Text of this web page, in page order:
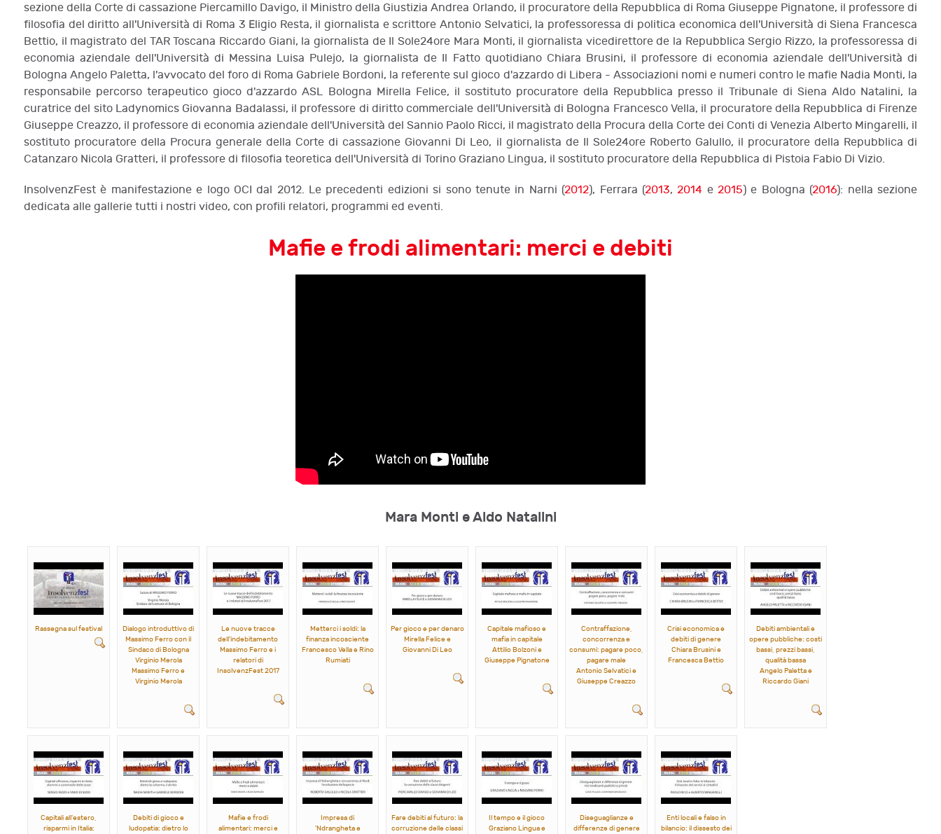
sezione della Corte di cassazione Piercamillo Davigo, il Ministro della Giustizia Andrea Orlando, il procuratore della Repubblica di Roma Giuseppe Pignatone, il professore di
filosofia del diritto all'Università di Roma 3 Eligio Resta, il giornalista e scrittore Antonio Selvatici, la professoressa di politica economica dell'Università di Siena Francesca
Bettio, il magistrato del TAR Toscana Riccardo Giani, la giornalista de Il Sole24ore Mara Monti, il giornalista vicedirettore de la Repubblica Sergio Rizzo, la professoressa di
economia aziendale dell'Università di Messina Luisa Pulejo, la giornalista de Il Fatto quotidiano Chiara Brusini, il professore di economia aziendale dell'Università di
Bologna Angelo Paletta, l'avvocato del foro di Roma Gabriele Bordoni, la referente sul gioco d'azzardo di Libera - Associazioni nomi e numeri contro le mafie Nadia Monti, la
responsabile percorso terapeutico gioco d'azzardo ASL Bologna Mirella Felice, il sostituto procuratore della Repubblica presso il Tribunale di Siena Aldo Natalini, la
curatrice del sito Ladynomics Giovanna Badalassi, il professore di diritto commerciale dell'Università di Bologna Francesco Vella, il procuratore della Repubblica di Firenze
Giuseppe Creazzo, il professore di economia aziendale dell'Università del Sannio Paolo Ricci, il magistrato della Procura della Corte dei Conti di Venezia Alberto Mingarelli, il
sostituto procuratore della Procura generale della Corte di cassazione Giovanni Di Leo, il giornalista de Il Sole24ore Roberto Galullo, il procuratore della Repubblica di
Catanzaro Nicola Gratteri, il professore di filosofia teoretica dell'Università di Torino Graziano Lingua, il sostituto procuratore della Repubblica di Pistoia Fabio Di Vizio.
InsolvenzFest è manifestazione e logo OCI dal 2012. Le precedenti edizioni si sono tenute in Narni (2012), Ferrara (2013,2014 e2015) e Bologna (2016): nella sezione
dedicata alle gallerie tutti i nostri video, con profili relatori, programmi ed eventi.
Mafie e frodi alimentari: merci e debiti
Mara Monti e Aldo Natalini
Rassegna sul festival
Dialogo introduttivo di
Massimo Ferro con il
Sindaco di Bologna
Virginio Merola
Massimo Ferro e
Virginio Merola
Le nuove tracce
dell'indebitamento
Massimo Ferro e i
relatori di
InsolvenzFest 2017
Metterci i soldi: la
finanza incosciente
Francesco Vella e Rino
Rumiati
Per gioco e per denaro
Mirella Felice e
Giovanni Di Leo
Capitale mafioso e
mafia in capitale
Attilio Bolzoni e
Giuseppe Pignatone
Contraffazione,
concorrenza e
consumi: pagare poco,
pagare male
Antonio Selvatici e
Giuseppe Creazzo
Crisi economica e
debiti di genere
Chiara Brusini e
Francesca Bettio
Debiti ambientali e
opere pubbliche: costi
bassi, prezzi bassi,
qualità bassa
Angelo Paletta e
Riccardo Giani
Capitali all'estero,
risparmi in Italia:
Debiti di gioco e
ludopatia: dietro lo
Mafie e frodi
alimentari: merci e
Impresa di
'Ndrangheta e
Fare debiti al futuro: la
corruzione delle classi
Il tempo e il gioco
Graziano Lingua e
Diseguaglianze e
differenze di genere
Enti locali e falso in
bilancio: il dissesto dei